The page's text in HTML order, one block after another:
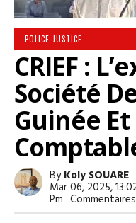
POLICE-JUSTICE
CRIEF :
Société
Guinée Et
ByKoly SOUARE
Mar 06, 2025,
Pm